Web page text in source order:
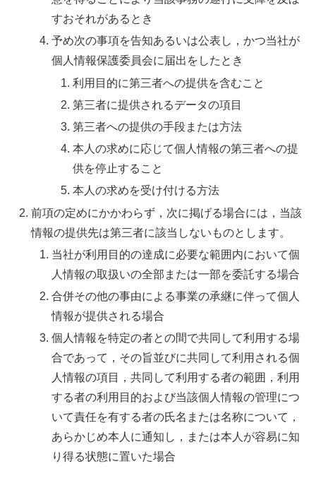
すおそれがあるとき
予め次の事項を告知あるいは公表し，かつ当社が
個人情報保護委員会に届出をしたとき
利用目的に第三者への提供を含むこと
第三者に提供されるデータの項目
第三者への提供の手段または方法
本人の求めに応じて個人情報の第三者への提
供を停止すること
本人の求めを受け付ける方法
前項の定めにかかわらず，次に掲げる場合には，当該
情報の提供先は第三者に該当しないものとします。
当社が利用目的の達成に必要な範囲内において個
人情報の取扱いの全部または一部を委託する場合
合併その他の事由による事業の承継に伴って個人
情報が提供される場合
個人情報を特定の者との間で共同して利用する場
合であって，その旨並びに共同して利用される個
人情報の項目，共同して利用する者の範囲，利用
する者の利用目的および当該個人情報の管理につ
いて責任を有する者の氏名または名称について，
あらかじめ本人に通知し，または本人が容易に知
り得る状態に置いた場合